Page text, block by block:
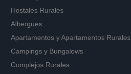
Hostales Rurales
Albergues
Apartamentos yApartamentos Rurales
Campings y Bungalows
Complejos Rurales